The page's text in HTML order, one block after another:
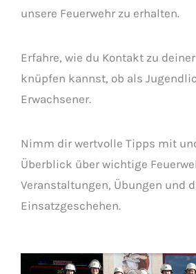
unsere Feuerwehr zu erhalten.
Erfahre, wie du Kontakt zu
knüpfen kannst, ob als
Erwachsener.
Nimm dir wertvolle Tipps mit
Überblick über wichtige
Veranstaltungen, Übungen und
Einsatzgeschehen.